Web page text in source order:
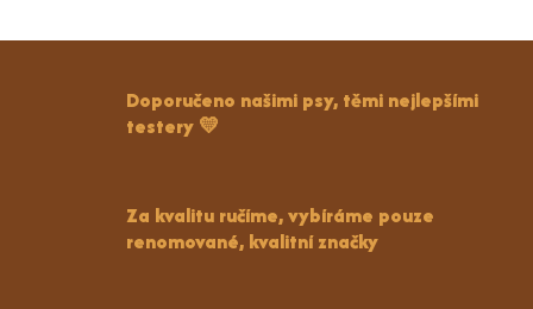
Doporučeno našimi psy, těmi nejlepšími
testery 💛
Za kvalitu ručíme, vybíráme pouze
renomované, kvalitní značky